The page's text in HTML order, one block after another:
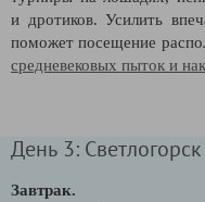
и дротиков. Усилить
поможет посещение
средневековых пыток и
День 3:
Завтрак.